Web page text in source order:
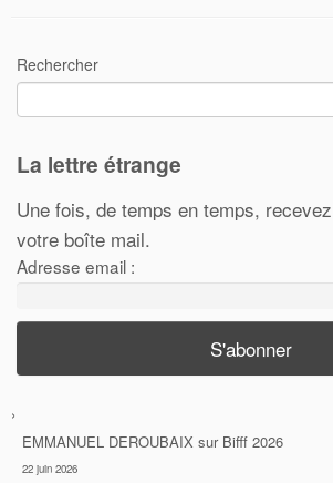
Rechercher
La lettre étrange
Une fois, de temps en temps,
votre boîte mail.
Adresse email :
EMMANUEL DEROUBAIX sur Bifff 2026
22 juin 2026